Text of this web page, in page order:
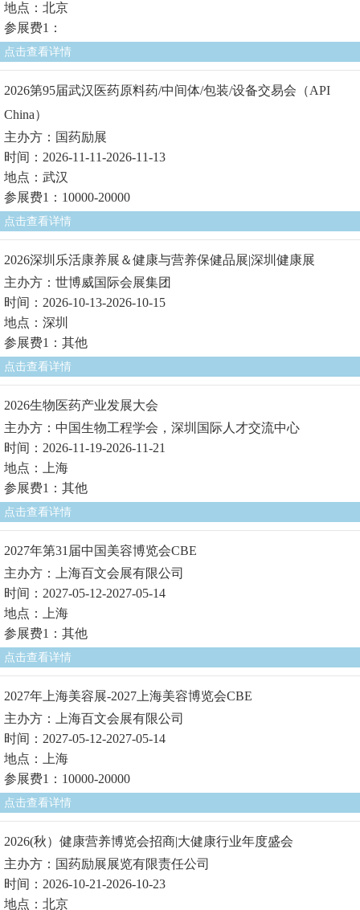
地点：北京
参展费1：
点击查看详情
2026第95届武汉医药原料药/中间体/包装/设备交易会（API
China）
主办方：国药励展
时间：2026-11-11-2026-11-13
地点：武汉
参展费1：10000-20000
点击查看详情
2026深圳乐活康养展＆健康与营养保健品展|深圳健康展
主办方：世博威国际会展集团
时间：2026-10-13-2026-10-15
地点：深圳
参展费1：其他
点击查看详情
2026生物医药产业发展大会
主办方：中国生物工程学会，深圳国际人才交流中心
时间：2026-11-19-2026-11-21
地点：上海
参展费1：其他
点击查看详情
2027年第31届中国美容博览会CBE
主办方：上海百文会展有限公司
时间：2027-05-12-2027-05-14
地点：上海
参展费1：其他
点击查看详情
2027年上海美容展-2027上海美容博览会CBE
主办方：上海百文会展有限公司
时间：2027-05-12-2027-05-14
地点：上海
参展费1：10000-20000
点击查看详情
2026(秋）健康营养博览会招商|大健康行业年度盛会
主办方：国药励展展览有限责任公司
时间：2026-10-21-2026-10-23
地点：北京